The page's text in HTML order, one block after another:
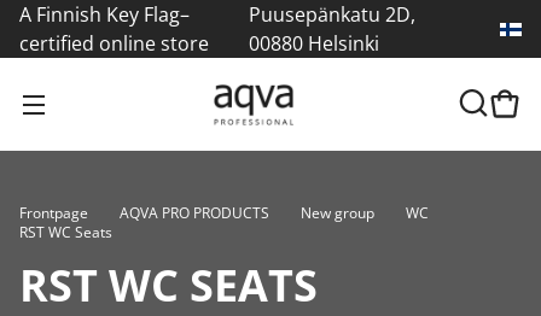
A Finnish Key Flag–
certified online store
Puusepänkatu 2D,
00880 Helsinki
Frontpage AQVA PRO PRODUCTS New group
WC
RST WC Seats
RST WC SEATS